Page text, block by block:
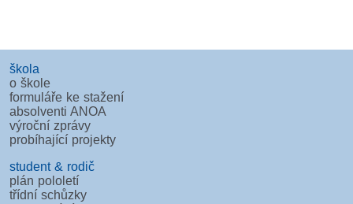
škola
o škole
formuláře ke stažení
absolventi ANOA
výroční zprávy
probíhající projekty
student & rodič
plán pololetí
třídní schůzky